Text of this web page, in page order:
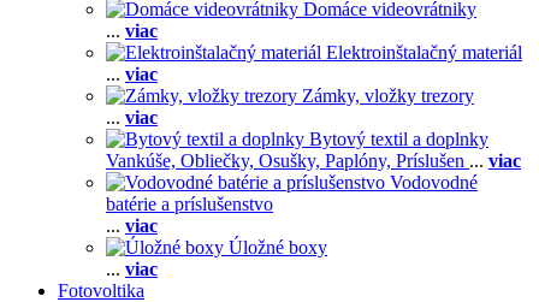
Domáce videovrátniky
... viac
Elektroinštalačný materiál
... viac
Zámky, vložky trezory
... viac
Bytový textil a doplnky
Vankúše, Obliečky, Osušky, Paplóny, Príslušen ... viac
Vodovodné
batérie a príslušenstvo
... viac
Úložné boxy
... viac
Fotovoltika